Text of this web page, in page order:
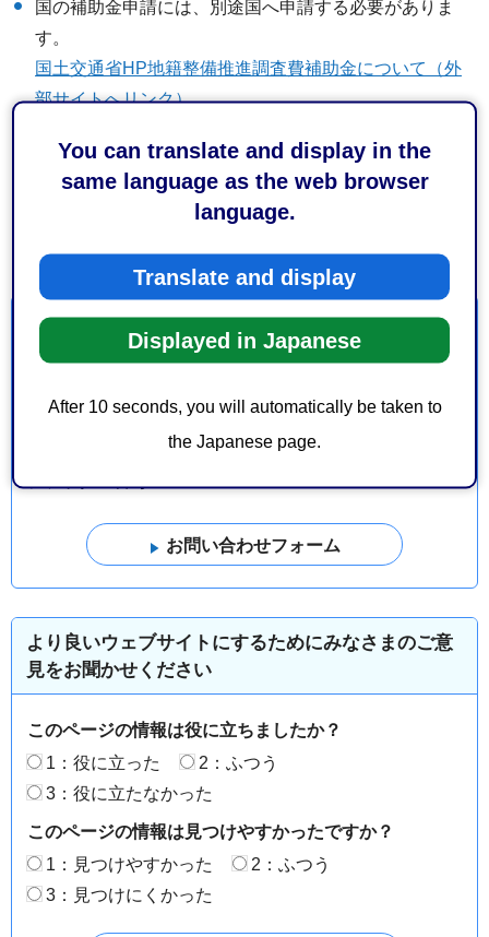
You can translate and display in the
same language as the web browser
language.
Translate and display
Displayed in Japanese
After 10 seconds, you will automatically be taken to
the Japanese page.
国の補助金申請には、別途国へ申請する必要がありま
す。
国土交通省HP地籍整備推進調査費補助金について（外
部サイトへリンク）
す。
静岡市地籍整備推進調査費補助金パンフレット（PDF：
お問い合わせ
葵区追手町5-1 静岡庁舎新館6階
電話番号：054-221-1145・054-221-1464
より良いウェブサイトにするためにみなさまのご意
見をお聞かせください
このページの情報は役に立ちましたか？
1：役に立った
2：ふつう
3：役に立たなかった
このページの情報は見つけやすかったですか？
1：見つけやすかった
2：ふつう
3：見つけにくかった